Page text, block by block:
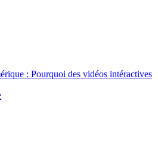
: Pourquoi des vidéos intéractives